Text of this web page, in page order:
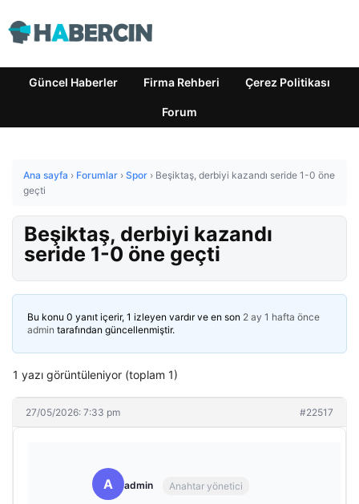
Güncel Haberler Firma Rehberi Çerez Politikası
Forum
Ana sayfa › Forumlar › Spor › Beşiktaş, derbiyi kazandı seride 1-0 öne
geçti
Beşiktaş, derbiyi kazandı
seride 1-0 öne geçti
Bu konu 0 yanıt içerir, 1 izleyen vardır ve en son 2 ay 1 hafta önce
admin tarafından güncellenmiştir.
1 yazı görüntüleniyor (toplam 1)
27/05/2026: 7:33 pm #22517
A admin Anahtar yönetici